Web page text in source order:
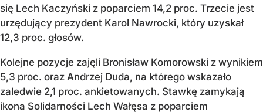
się Lech Kaczyński z poparciem 14,2 proc. Trzecie jest
urzędujący prezydent Karol Nawrocki, który uzyskał
12,3 proc. głosów.
Kolejne pozycje zajęli Bronisław Komorowski z wynikiem
5,3 proc. oraz Andrzej Duda, na którego wskazało
zaledwie 2,1 proc. ankietowanych. Stawkę zamykają
ikona Solidarności Lech Wałęsa z poparciem